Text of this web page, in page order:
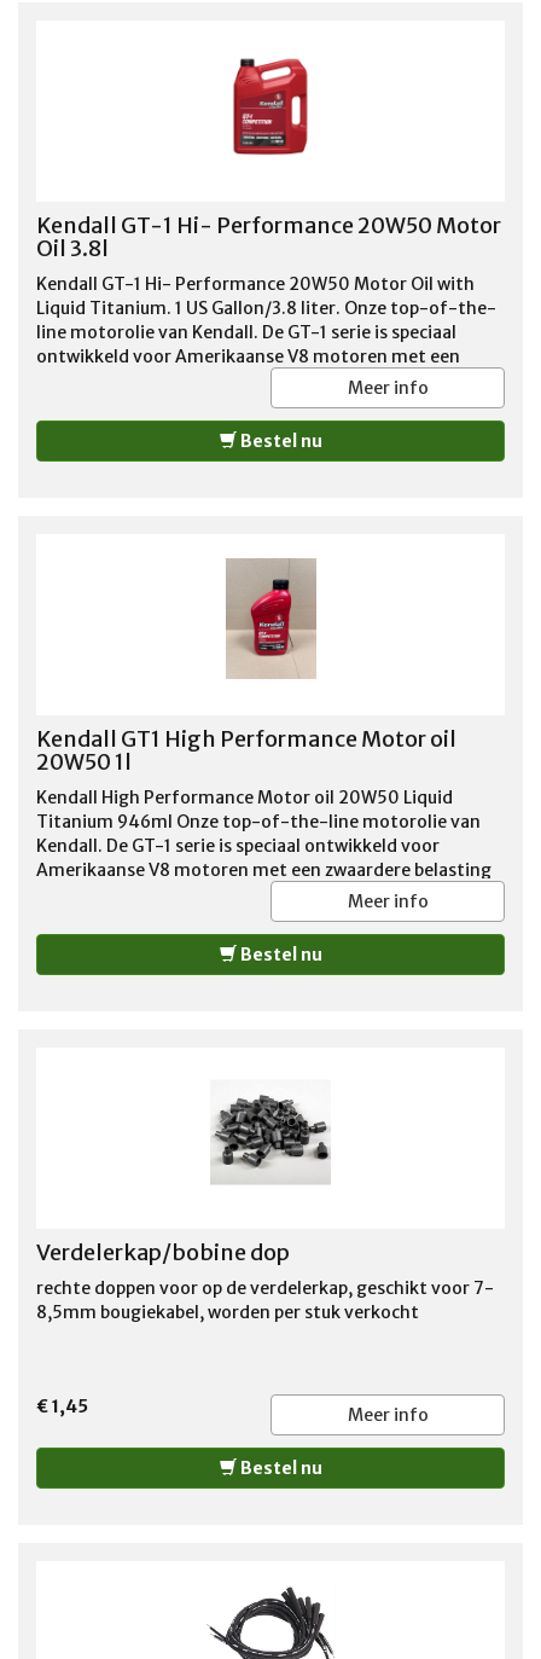
Kendall GT-1 Hi- Performance 20W50 Motor
Oil 3.8l
Kendall GT-1 Hi- Performance 20W50 Motor Oil with
Liquid Titanium. 1 US Gallon/3.8 liter. Onze top-of-the-
line motorolie van Kendall. De GT-1 serie is speciaal
ontwikkeld voor Amerikaanse V8 motoren met een
zwaardere belasting of groter vermogen. De speciale
toevoegingen, zoals onder meer een verhoogd zink
gehalte, garandeert motorsmering onder zware
bedrijfsomstandigheden. Overigens adviseren wij deze
Meer info
Bestel nu
Kendall GT1 High Performance Motor oil
20W50 1l
Kendall High Performance Motor oil 20W50 Liquid
Titanium 946ml Onze top-of-the-line motorolie van
Kendall. De GT-1 serie is speciaal ontwikkeld voor
Amerikaanse V8 motoren met een zwaardere belasting
of groter vermogen. De speciale toevoegingen, zoals
onder meer een verhoogd zink gehalte, garandeert
motorsmering onder zware bedrijfsomstandigheden.
Overigens adviseren wij deze motorolie ook voor de
Meer info
Bestel nu
Verdelerkap/bobine dop
rechte doppen voor op de verdelerkap, geschikt voor 7-
8,5mm bougiekabel, worden per stuk verkocht
€ 1,45 Meer info
Bestel nu